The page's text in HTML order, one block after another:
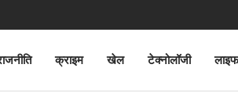
क्राइम खेल टेक्नोलॉजी